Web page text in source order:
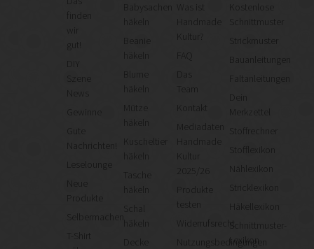
finden
gut!
News
Gute
Nachrichten!
Leselounge
Neue
Produkte
Selbermachen
T-Shirt
häkeln
häkeln
Mütze
häkeln
Kuscheltier
häkeln
Tasche
häkeln
Was ist
Kultur?
Team
Kontakt
Mediadaten
Kultur
2025/26
Produkte
testen
Widerrufsrecht
Nutzungsbedingungen
Kostenlose
Schnittmuster
Strickmuster
Bauanleitungen
Faltanleitungen
Merkzettel
Stoffrechner
Stofflexikon
Nählexikon
Stricklexikon
Häkellexikon
Schnittmuster-
Lexikon